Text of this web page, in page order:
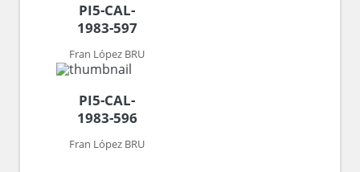
PI5-CAL-
1983-597
Fran López BRU
PI5-CAL-
1983-596
Fran López BRU